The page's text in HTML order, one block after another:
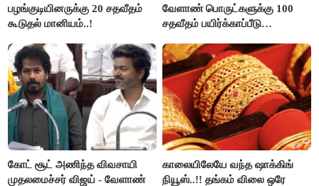
பழங்குடியினருக்கு 20 சதவீதம்
கூடுதல் மானியம்..!
வேளாண் பொருட்களுக்கு 100
சதவீதம் பயிர்க்காப்பீடு
வினோத்..!
கோட் சூட் அணிந்த விவசாயி
முதலமைச்சர் விஜய் - வேளாண்
காலையிலேயே வந்த ஷாக்கிங்
நியூஸ்..!! தங்கம் விலை ஒரே